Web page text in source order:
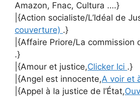
Amazon, Fnac, Cultura ….}
|{Action socialiste/L’Idéal de
couverture) .}
|{Affaire Priore/La commission
.}
|{Amour et justice,Clicker Ici .}
|{Angel est innocente,A voir et
|{Appel à la justice de l’État,